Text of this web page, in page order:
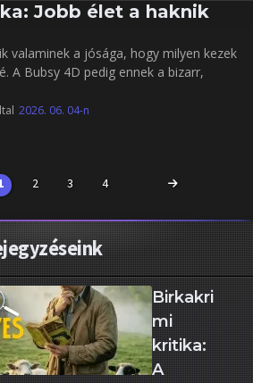
Jobb élet a haknik
valaminek a jósága, hogy milyen kezek
A Bubsy 4D pedig ennek a bizarr,
2026. 06. 04-n
2 3 4
Birkakri
mi
kritika:
A